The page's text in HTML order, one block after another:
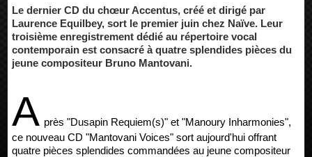
Le dernier CD du chœur Accentus, créé et dirigé par
Laurence Equilbey, sort le premier juin chez Naïve. Leur
troisième enregistrement dédié au répertoire vocal
contemporain est consacré à quatre splendides pièces du
jeune compositeur Bruno Mantovani.
A près "Dusapin Requiem(s)" et "Manoury Inharmonies",
ce nouveau CD "Mantovani Voices" sort aujourd'hui offrant
quatre pièces splendides commandées au jeune compositeur